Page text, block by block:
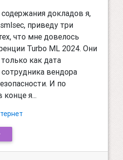
докладов я,
приведу три
что мне довелось
Turbo ML 2024. Они
как дата
вендора
И по
я...